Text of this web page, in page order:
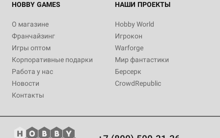
HOBBY GAMES
О магазине
Франчайзинг
Игры оптом
Корпоративные подарки
Работа у нас
Новости
Контакты
НАШИ ПРОЕКТЫ
Hobby World
Игрокон
Warforge
Мир фантастики
Берсерк
CrowdRepublic